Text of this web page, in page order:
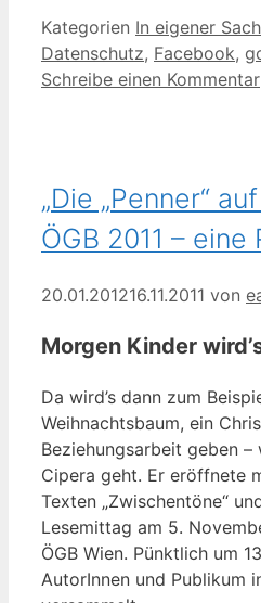
Kategorien In eigener
Datenschutz, Facebook,
Schreibe einen Kommentar
„Die „Penner“
ÖGB 2011 – eine
20.01.201216.11.2011 von
Morgen Kinder
Da wird’s dann zum
Weihnachtsbaum, ein
Beziehungsarbeit geben
Cipera geht. Er eröffnete
Texten „Zwischentöne“
Lesemittag am 5.
ÖGB Wien. Pünktlich um
AutorInnen und Publikum